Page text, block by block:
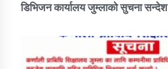
डिभिजन कार्यालय जुम्लाको सुचना सन्देश